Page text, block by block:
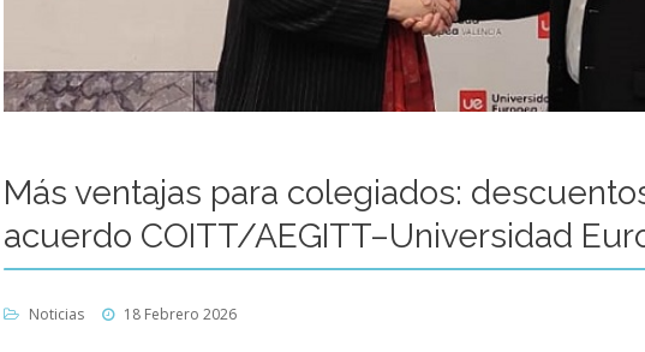
Más ventajas para colegiados:
acuerdo COITT/AEGITT–Universidad
Noticias 18 Febrero 2026